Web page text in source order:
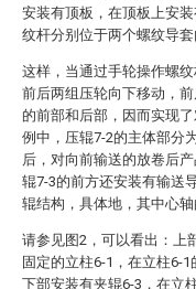
安装有顶板，在顶板上安
纹杆分别位于两个螺纹导套
这样，当通过手轮操作螺
前后两组压轮向下移动，
的前部和后部，因而实现
例中，压辊7-2的主体部分
后，对向前输送的放卷后
辊7-3的前方还安装有输送
辊结构，具体地，其中心
请参见图2，可以看出：上
固定的立柱6-1，在立柱6-1
下部安装有夹辊6-3，在立